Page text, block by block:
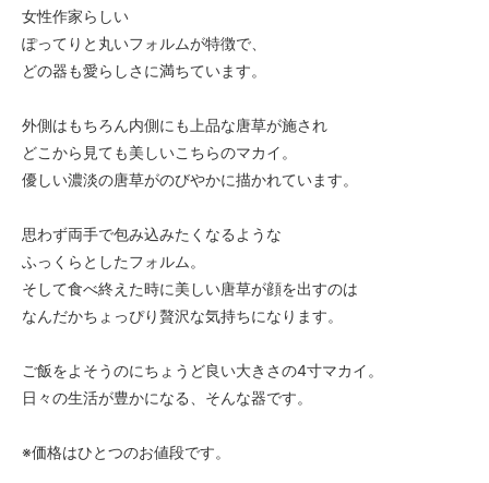
女性作家らしい
ぽってりと丸いフォルムが特徴で、
どの器も愛らしさに満ちています。
外側はもちろん内側にも上品な唐草が施され
どこから見ても美しいこちらのマカイ。
優しい濃淡の唐草がのびやかに描かれています。
思わず両手で包み込みたくなるような
ふっくらとしたフォルム。
そして食べ終えた時に美しい唐草が顔を出すのは
なんだかちょっぴり贅沢な気持ちになります。
ご飯をよそうのにちょうど良い大きさの4寸マカイ。
日々の生活が豊かになる、そんな器です。
※価格はひとつのお値段です。